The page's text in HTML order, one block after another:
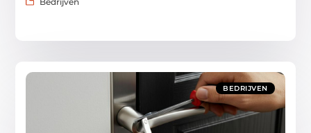
BEDRIJVEN